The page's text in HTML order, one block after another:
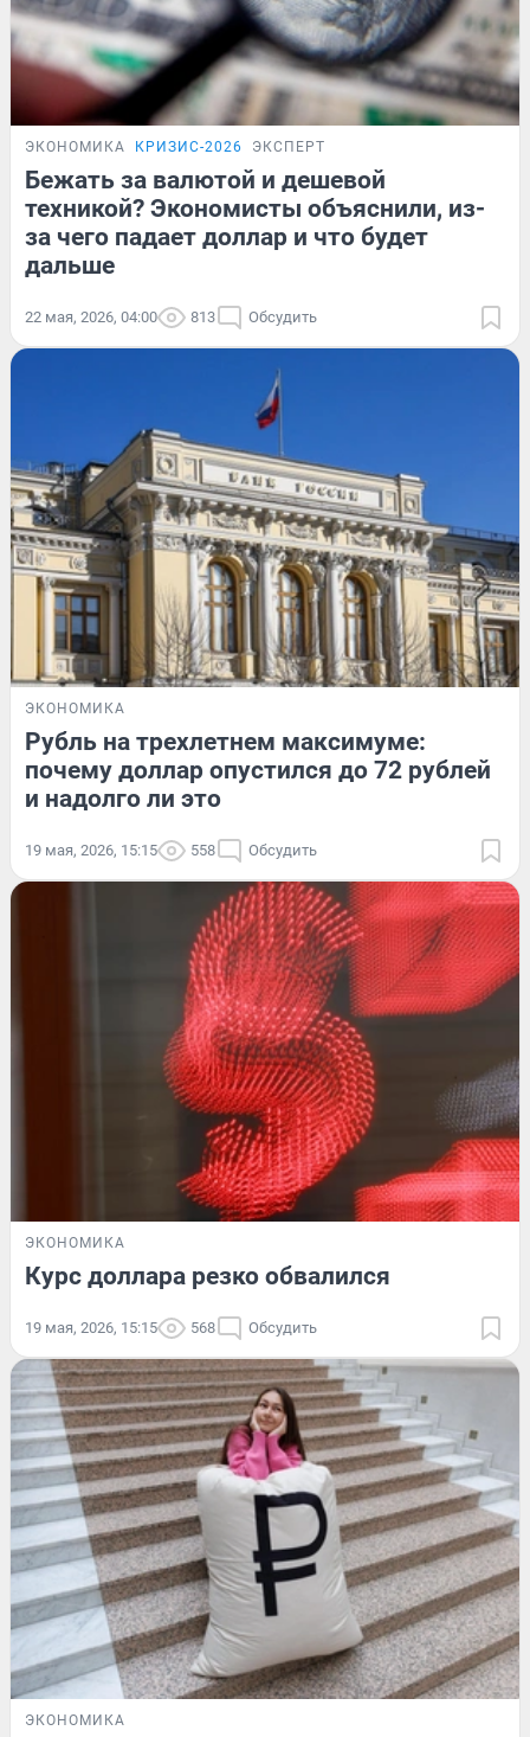
ЭКОНОМИКА КРИЗИС-2026 ЭКСПЕРТ
Бежать за валютой и дешевой
техникой? Экономисты объяснили, из-
за чего падает доллар и что будет
дальше
22 мая, 2026, 04:00 813 Обсудить
ЭКОНОМИКА
Рубль на трехлетнем максимуме:
почему доллар опустился до 72 рублей
и надолго ли это
19 мая, 2026, 15:15 558 Обсудить
ЭКОНОМИКА
Курс доллара резко обвалился
19 мая, 2026, 15:15 568 Обсудить
ЭКОНОМИКА